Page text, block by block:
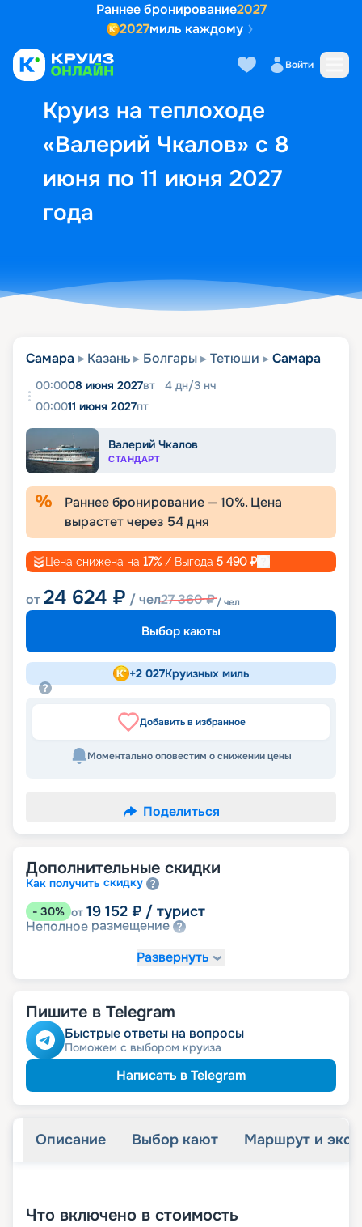
Раннее бронирование2027
2027миль каждому
Войти
Круиз на теплоходе
«Валерий Чкалов» с 8
июня по 11 июня 2027
года
Выбор кают Маршрут и
Самара Казань Болгары Тетюши Самара
00:0008 июня 2027вт 4 дн/3 нч
00:0011 июня 2027пт
Валерий Чкалов
СТАНДАРТ
Раннее бронирование —10%. Цена
вырастет через 54дня
Цена снижена на 17% / Выгода 5 490 ₽
от24 624 ₽ / чел27 360₽/ чел
Выбор каюты
+2 027Круизных миль
Добавить в избранное
Моментально оповестим о снижении цены
Поделиться
Дополнительные скидки
Как получить скидку
- 30% от 19 152 ₽ / турист
Неполное размещение
Развернуть
Пишите в Telegram
Быстрые ответы на вопросы
Поможем с выбором круиза
Написать в Telegram
Описание Выбор кают Маршрут и
Что включено в стоимость